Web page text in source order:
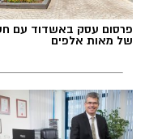
פרסום עסק באשדוד עם
של מאות אלפים